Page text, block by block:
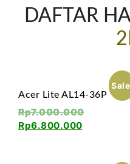
DAFTAR
Acer Lite AL14-36P
Rp7.000.000
Rp6.800.000